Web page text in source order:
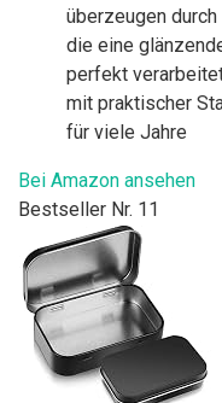
überzeugen
die eine
perfekt
mit praktischer
für viele Jahre
Bei Amazon ansehen
Bestseller Nr. 11